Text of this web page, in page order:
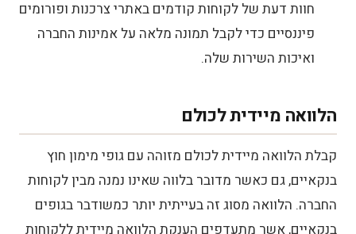
חוות דעת של לקוחות קודמים באתרי צרכנות ופורומים
פיננסיים כדי לקבל תמונה מלאה על אמינות החברה
ואיכות השירות שלה.
הלוואה מיידית לכולם
קבלת הלוואה מיידית לכולם מזוהה עם גופי מימון חוץ
בנקאיים, גם כאשר מדובר בלווה שאינו נמנה מבין לקוחות
החברה. הלוואה מסוג זה בעייתית יותר כמשודבר בגופים
בנקאיים, אשר מתעדפים הענקת הלוואה מיידית ללקוחות